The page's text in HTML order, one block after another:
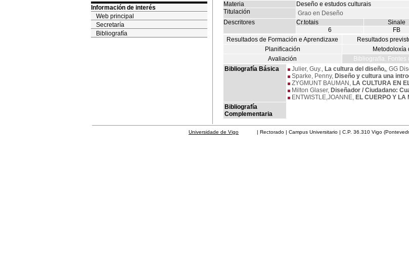
Información de interés
Web principal
Secretaría
Bibliografía
Materia
Deseño e estudos culturais
Titulación
Grao en Deseño
Descritores
Cr.totais Sinale
6
FB
Resultados de Formación e Aprendizaxe
Resultados
Planificación
Metodoloxía
Avaliación
Bibliografía. Fontes
Bibliografía Básica
Julier, Guy., La cultura del diseño,, GG
Sparke, Penny, Diseño y cultura una
ZYGMUNT BAUMAN, LA CULTURA EN
Milton Glaser, Diseñador / Ciudadano:
ENTWISTLE,JOANNE, EL CUERPO Y LA
Bibliografía
Complementaria
Universidade de Vigo | Rectorado | Campus Universitario | C.P. 36.310 Vigo